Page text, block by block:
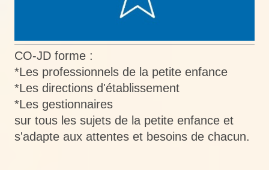
CO-JD forme :
*Les professionnels de la petite enfance
*Les directions d'établissement
*Les gestionnaires
sur tous les sujets de la petite enfance et
s'adapte aux attentes et besoins de chacun.